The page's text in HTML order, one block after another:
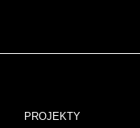
PROJEKTY